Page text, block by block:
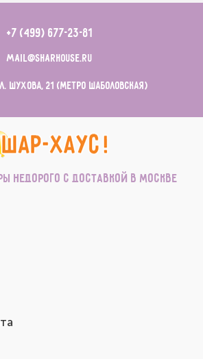
+7 (499) 677-23-81
mail@sharhouse.ru
Шухова, 21 (метро Шаболовская)
недорого с доставкой в Москве